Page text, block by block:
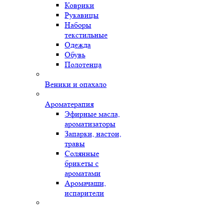
Коврики
Рукавицы
Наборы
текстильные
Одежда
Обувь
Полотенца
Веники и опахало
Ароматерапия
Эфирные масла,
ароматизаторы
Запарки, настои,
травы
Солянные
брикеты с
ароматами
Аромачаши,
испарители